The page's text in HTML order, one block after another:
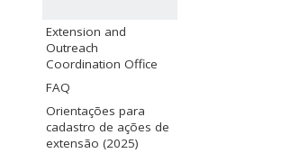
Extension and
Outreach
Coordination Office
FAQ
Orientações para
cadastro de ações de
extensão (2025)